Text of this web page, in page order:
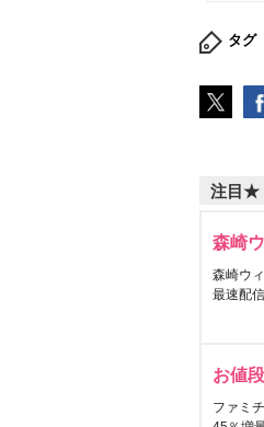
タグ
注目★
森崎
森崎ウ
最速配
お値
ファミ